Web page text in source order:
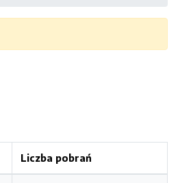
Liczba pobrań